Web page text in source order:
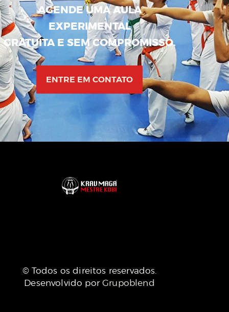
AGENDE UMA AULA
EXPERIMENTAL
GRATUITA E SEM COMPROMISSO.
ENTRE EM CONTATO
© Todos os direitos reservados.
Desenvolvido porGrupoblend